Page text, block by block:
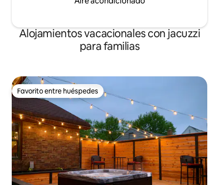
Alojamientos vacacionales con jacuzzi
para familias
Favorito entre huéspedes
Favorito entre huéspedes